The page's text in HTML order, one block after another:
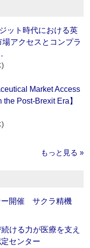
ット時代における英
アクセスとコンプラ
Market Access
Post-Brexit Era】
もっと見る »
ー開催 サクラ精機
ける力が医療を支え
センター